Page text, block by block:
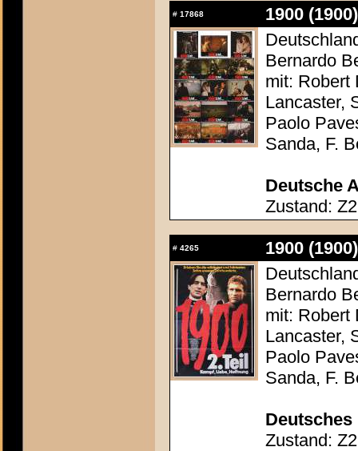
# 17868
1900 (1900)
Bernardo
mit: Robert
Lancaster,
Paolo
Sanda, F.
Deutsche
Zustand: Z2
# 4265
1900 (1900)
Bernardo
mit: Robert
Lancaster,
Paolo
Sanda, F.
Deutsches
Zustand: